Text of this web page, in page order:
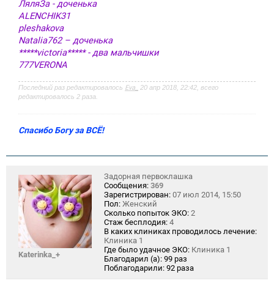
ЛяляЗа - доченька
ALENCHIK31
pleshakova
Natalia762 – доченька
*****victoria***** - два мальчишки
777VERONA
Последний раз редактировалось Eva_
20 апр 2018, 22:42, всего
редактировалось 2 раза.
Спасибо Богу за ВСЁ!
Katerinka_+
Задорная первоклашка
Сообщения: 369
Зарегистрирован: 07 июл 2014, 15:50
Пол: Женский
Сколько попыток ЭКО: 2
Стаж бесплодия: 4
В каких клиниках проводилось лечение:
Клиника 1
Где было удачное ЭКО: Клиника 1
Благодарил (а): 99 раз
Поблагодарили: 92 раза